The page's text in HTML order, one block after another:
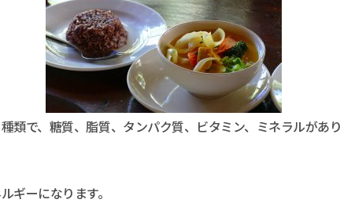
類で、糖質、脂質、タンパク質、ビタミン、ミネラルがあ
ギーになります。